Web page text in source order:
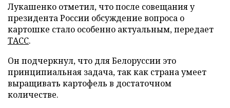
Лукашенко отметил, что после совещания у
президента России обсуждение вопроса о
картошке стало особенно актуальным, передает
ТАСС.
Он подчеркнул, что для Белоруссии это
принципиальная задача, так как страна умеет
выращивать картофель в достаточном
количестве.